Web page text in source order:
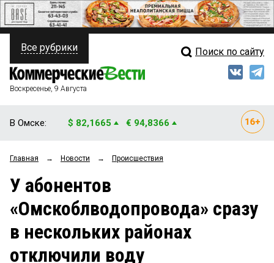
ПОЛИТИКА
ФИНАНСЫ
ОБЩЕСТВО
ЗАКОН
НОВОСТИ КОМПАНИЙ
Свежий выпуск
Мнения
Блоги
Архив
Все рубрики Поиск по сайту
Воскресенье, 9 Августа
В Омске: $ 82,1665 € 94,8366
Главная → Новости → Происшествия
У абонентов
«Омскоблводопровода» сразу
в нескольких районах
отключили воду